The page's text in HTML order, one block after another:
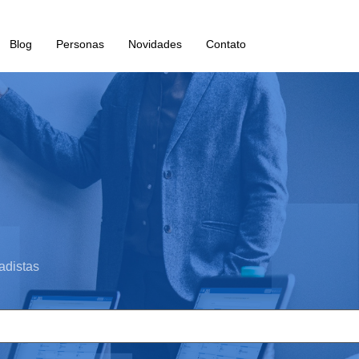
Blog Personas Novidades Contato